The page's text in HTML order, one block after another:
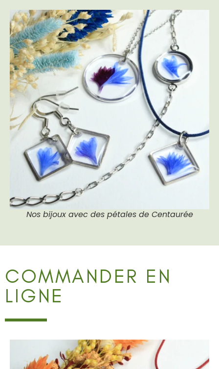
Nos bijoux avec des pétales de Centaurée
COMMANDER EN
LIGNE